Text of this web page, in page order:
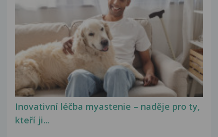
Inovativní léčba myastenie – naděje pro ty,
kteří ji...